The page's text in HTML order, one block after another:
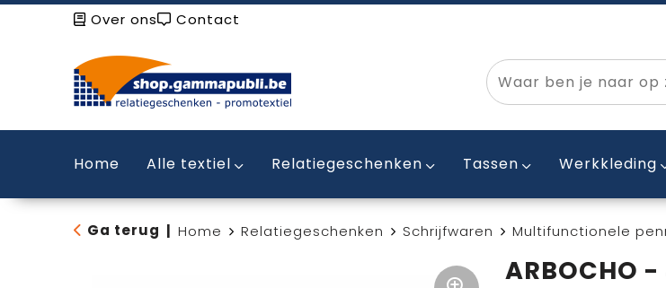
Over ons Contact
Home Alle textiel Relatiegeschenken Tassen Werkkleding
Ga terug Home Relatiegeschenken Schrijfwaren Multifunctionele